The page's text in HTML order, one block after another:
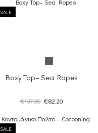
SALE
Boxy Top– Sea Ropes
€137.00 Original
was:
€82.20Η
τιμή
SALE